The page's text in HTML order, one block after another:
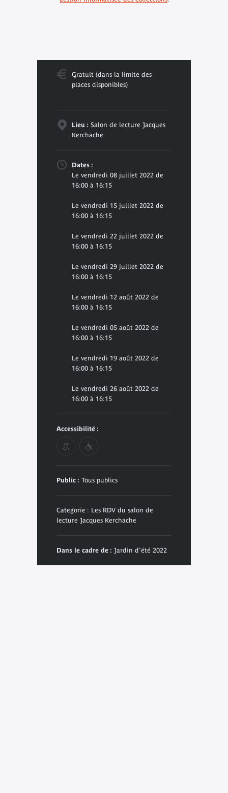
Gratuit (dans la limite des
places disponibles)
Lieu : Salon de lecture Jacques
Kerchache
Dates :
Le vendredi 08 juillet 2022 de
16:00 à 16:15
Le vendredi 15 juillet 2022 de
16:00 à 16:15
Le vendredi 22 juillet 2022 de
16:00 à 16:15
Le vendredi 29 juillet 2022 de
16:00 à 16:15
Le vendredi 12 août 2022 de
16:00 à 16:15
Le vendredi 05 août 2022 de
16:00 à 16:15
Le vendredi 19 août 2022 de
16:00 à 16:15
Le vendredi 26 août 2022 de
16:00 à 16:15
Accessibilité :
Public : Tous publics
Categorie : Les RDV du salon de
lecture Jacques Kerchache
Dans le cadre de : Jardin d'été 2022